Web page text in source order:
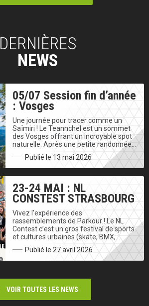
DERNIÈRES
NEWS
05/07 Session fin d’année
: Vosges
Une journée pour tracer comme un
Saïmiri ! Le Teannchel est un sommet
des Vosges offrant un incroyable spot
naturelle. Après une petite randonnée…
Publié le 13 mai 2026
23-24 MAI : NL
CONSTEST STRASBOURG
Vivez l’expérience des
rassemblements de Parkour ! Le NL
Contest c’est un gros festival de sports
et cultures urbaines (skate, BMX,…
Publié le 27 avril 2026
VOIR TOUTES LES NEWS